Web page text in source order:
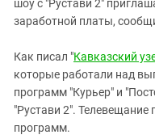
Ставропольский край
Южная Осетия
Южный Кавказ
ЮФО
шоу с "Рустави 2"
заработной платы,
Как писал "Кавказский
которые работали над
программ "Курьер" и
"Рустави 2".
программ.